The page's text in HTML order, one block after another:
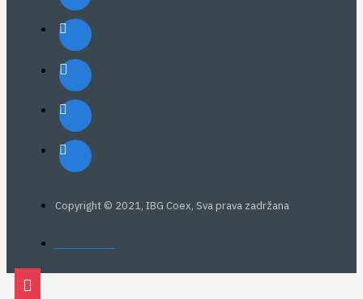
Copyright © 2021, IBG Coex, Sva prava zadržana